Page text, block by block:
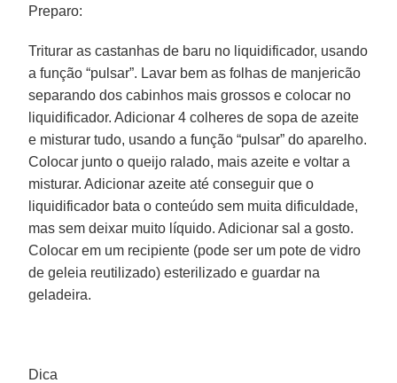
Preparo:
Triturar as castanhas de baru no liquidificador, usando
a função “pulsar”. Lavar bem as folhas de manjericão
separando dos cabinhos mais grossos e colocar no
liquidificador. Adicionar 4 colheres de sopa de azeite
e misturar tudo, usando a função “pulsar” do aparelho.
Colocar junto o queijo ralado, mais azeite e voltar a
misturar. Adicionar azeite até conseguir que o
liquidificador bata o conteúdo sem muita dificuldade,
mas sem deixar muito líquido. Adicionar sal a gosto.
Colocar em um recipiente (pode ser um pote de vidro
de geleia reutilizado) esterilizado e guardar na
geladeira.
Dica